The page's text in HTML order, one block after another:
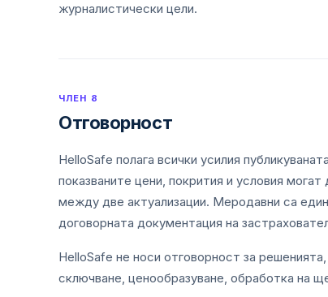
журналистически цели.
ЧЛЕН 8
Отговорност
HelloSafe полага всички усилия
показваните цени, покрития и условия
между две актуализации. Меродавни са
договорната документация на
HelloSafe не носи отговорност за
сключване, ценообразуване, обработка на